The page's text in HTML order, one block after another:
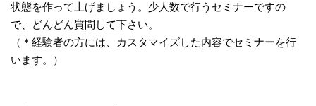
状態を作って上げましょう。少人数で行うセミナーですの
で、どんどん質問して下さい。
（＊経験者の方には、カスタマイズした内容でセミナーを行
います。）